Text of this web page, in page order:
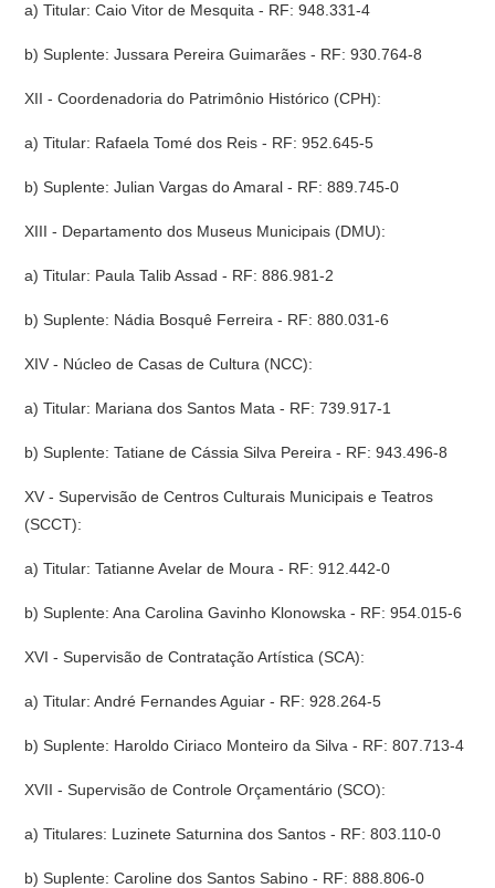
a) Titular: Caio Vitor de Mesquita - RF: 948.331-4
b) Suplente: Jussara Pereira Guimarães - RF: 930.764-8
XII - Coordenadoria do Patrimônio Histórico (CPH):
a) Titular: Rafaela Tomé dos Reis - RF: 952.645-5
b) Suplente: Julian Vargas do Amaral - RF: 889.745-0
XIII - Departamento dos Museus Municipais (DMU):
a) Titular: Paula Talib Assad - RF: 886.981-2
b) Suplente: Nádia Bosquê Ferreira - RF: 880.031-6
XIV - Núcleo de Casas de Cultura (NCC):
a) Titular: Mariana dos Santos Mata - RF: 739.917-1
b) Suplente: Tatiane de Cássia Silva Pereira - RF: 943.496-8
XV - Supervisão de Centros Culturais Municipais e Teatros
(SCCT):
a) Titular: Tatianne Avelar de Moura - RF: 912.442-0
b) Suplente: Ana Carolina Gavinho Klonowska - RF: 954.015-6
XVI - Supervisão de Contratação Artística (SCA):
a) Titular: André Fernandes Aguiar - RF: 928.264-5
b) Suplente: Haroldo Ciriaco Monteiro da Silva - RF: 807.713-4
XVII - Supervisão de Controle Orçamentário (SCO):
a) Titulares: Luzinete Saturnina dos Santos - RF: 803.110-0
b) Suplente: Caroline dos Santos Sabino - RF: 888.806-0